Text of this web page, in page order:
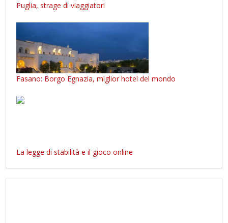
Puglia, strage di viaggiatori
Fasano: Borgo Egnazia, miglior hotel del mondo
La legge di stabilità e il gioco online